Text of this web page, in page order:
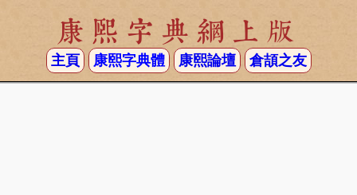
康熙字典網上版
主頁 康熙字典體 康熙論壇 倉頡之友